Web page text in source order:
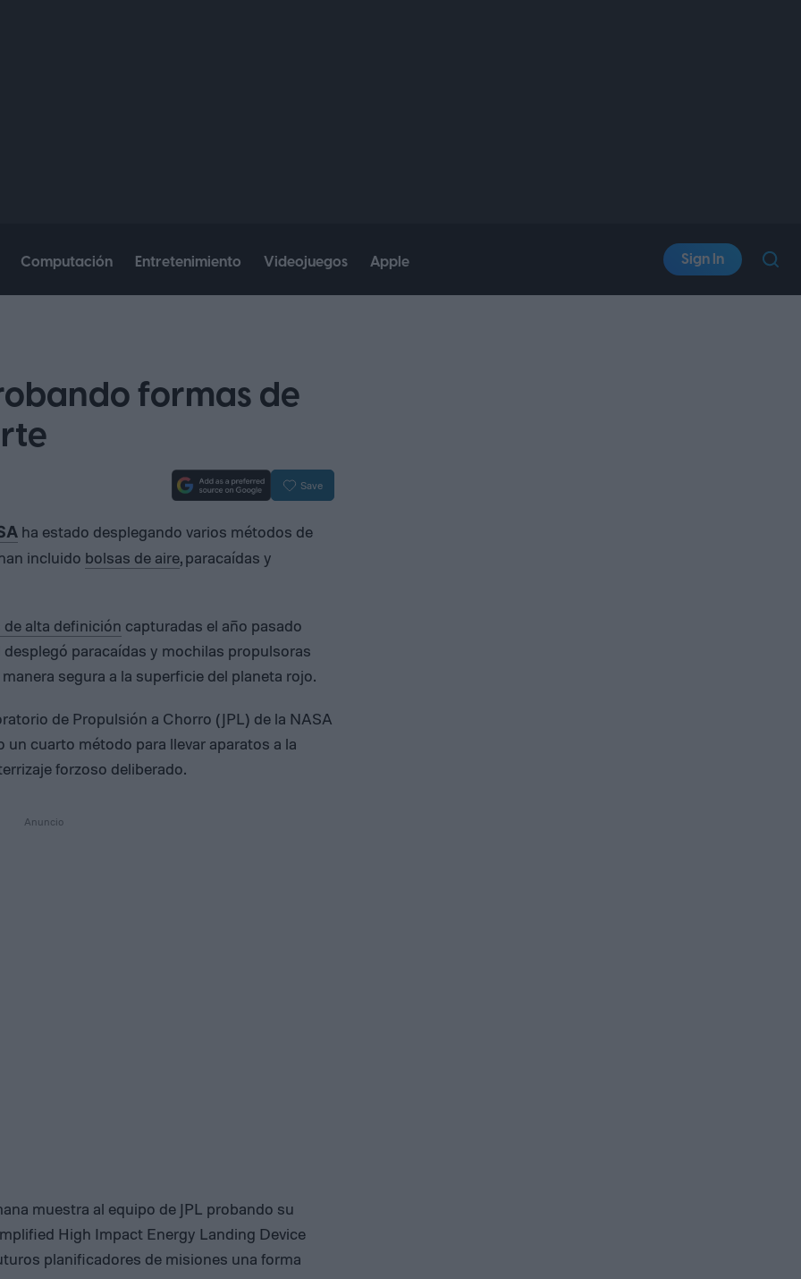
Computación Entretenimiento Videojuegos Apple Sign In
formas de
Save
ha estado desplegando varios métodos de
incluido bolsas de aire, paracaídas y
alta definición capturadas el año pasado
paracaídas y mochilas propulsoras
segura a la superficie del planeta rojo.
de Propulsión a Chorro (JPL) de la NASA
cuarto método para llevar aparatos a la
forzoso deliberado.
muestra al equipo de JPL probando su
High Impact Energy Landing Device
planificadores de misiones una forma